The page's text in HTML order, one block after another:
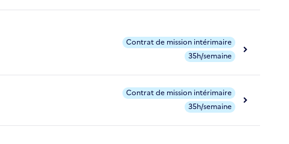
Contrat de mission intérimaire
35h/semaine
Contrat de mission intérimaire
35h/semaine